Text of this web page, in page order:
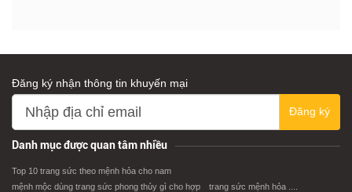
Đăng ký nhận thông tin khuyến mại
Đăng ký
Danh mục được quan tâm nhiều
Top 10 trang sức theo mệnh hỏa cho nam
mệnh mộc dùng trang sức phong thủy gì cho hợp
trang sức mệnh hỏa ....